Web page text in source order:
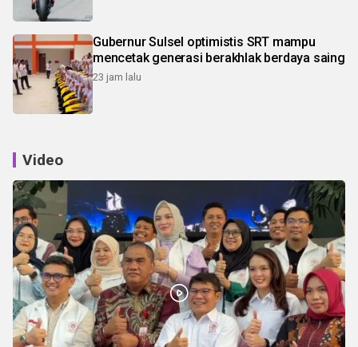
Gubernur Sulsel optimistis SRT mampu
mencetak generasi berakhlak berdaya saing
23 jam lalu
Video